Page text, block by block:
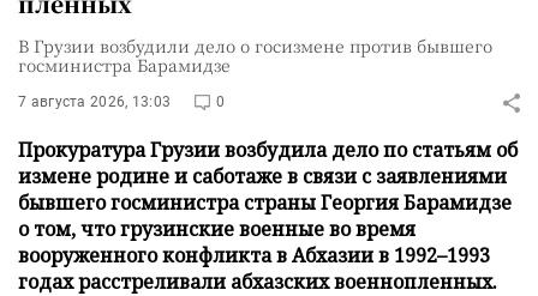
В Грузии возбудили дело о госизмене против бывшего
госминистра Барамидзе
7 августа 2026, 13:03 0
Прокуратура Грузии возбудила дело по статьям об
измене родине и саботаже в связи с заявлениями
бывшего госминистра страны Георгия Барамидзе
о том, что грузинские военные во время
вооруженного конфликта в Абхазии в 1992–1993
годах расстреливали абхазских военнопленных.